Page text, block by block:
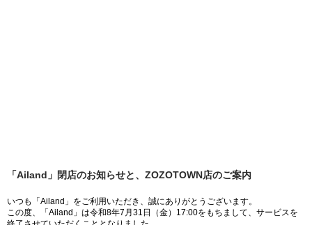
「Ailand」閉店のお知らせと、ZOZOTOWN店のご案内
いつも「Ailand」をご利用いただき、誠にありがとうございます。
この度、「Ailand」は令和8年7月31日（金）17:00をもちまして、サービスを